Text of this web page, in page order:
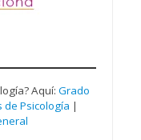
Aquí: Grado
Psicología |